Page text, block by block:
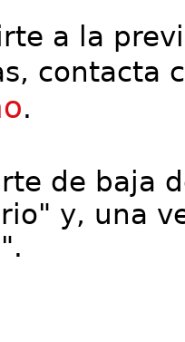
a la
contacta
.
de baja
y, una